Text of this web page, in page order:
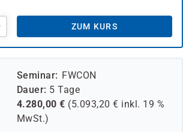
ZUM KURS
Seminar
FWCON
Dauer 5 Tage
4.280,00 € (5.093,20 € inkl. 19 %
MwSt.)